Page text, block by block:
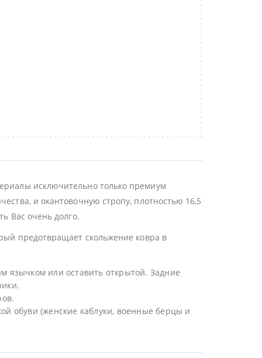
исключительно только премиум
и окантовочную стропу, плотностью 16,5
Вас очень долго.
предотвращает скольжение ковра в
язычком или оставить открытой. Задние
обуви (женские каблуки, военные берцы и